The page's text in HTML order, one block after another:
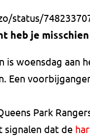
heb je
woensdag aan
Een
Park
signalen dat de